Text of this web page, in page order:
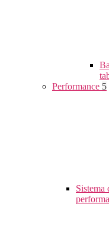
Performance 5
Sistema